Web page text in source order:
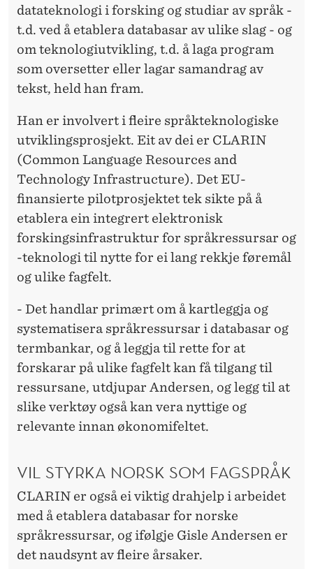
datateknologi i forsking og studiar av språk -
t.d. ved å etablera databasar av ulike slag - og
om teknologiutvikling, t.d. å laga program
som oversetter eller lagar samandrag av
tekst, held han fram.
Han er involvert i fleire språkteknologiske
utviklingsprosjekt. Eit av dei er CLARIN
(Common Language Resources and
Technology Infrastructure). Det EU-
finansierte pilotprosjektet tek sikte på å
etablera ein integrert elektronisk
forskingsinfrastruktur for språkressursar og
-teknologi til nytte for ei lang rekkje føremål
og ulike fagfelt.
- Det handlar primært om å kartleggja og
systematisera språkressursar i databasar og
termbankar, og å leggja til rette for at
forskarar på ulike fagfelt kan få tilgang til
ressursane, utdjupar Andersen, og legg til at
slike verktøy også kan vera nyttige og
relevante innan økonomifeltet.
VIL STYRKA NORSK SOM FAGSPRÅK
CLARIN er også ei viktig drahjelp i arbeidet
med å etablera databasar for norske
språkressursar, og ifølgje Gisle Andersen er
det naudsynt av fleire årsaker.